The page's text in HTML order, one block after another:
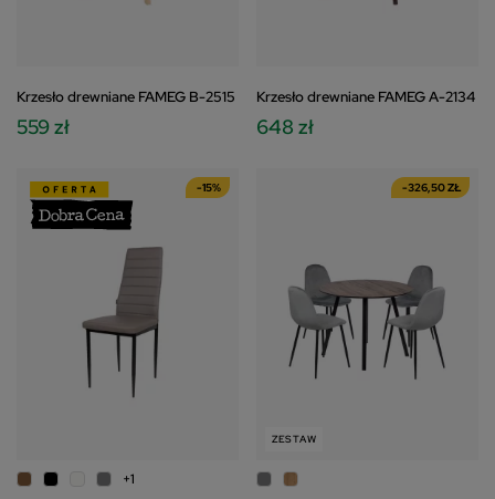
Krzesło drewniane FAMEG B-2515
559 zł
Krzesło drewniane FAMEG A-2134
648 zł
-15%
+1
-326,50 ZŁ
ZESTAW